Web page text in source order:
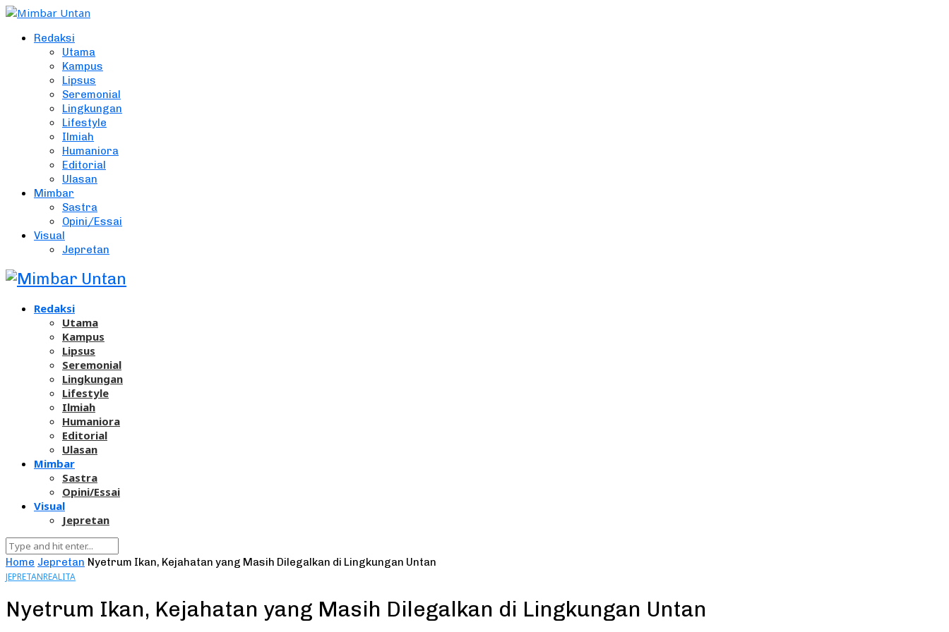
Redaksi
Utama
Kampus
Lipsus
Seremonial
Lingkungan
Lifestyle
Ilmiah
Humaniora
Editorial
Ulasan
Mimbar
Sastra
Opini/Essai
Visual
Jepretan
Redaksi
Utama
Kampus
Lipsus
Seremonial
Lingkungan
Lifestyle
Ilmiah
Humaniora
Editorial
Ulasan
Mimbar
Sastra
Opini/Essai
Visual
Jepretan
Home Jepretan Nyetrum Ikan, Kejahatan yang Masih Dilegalkan di Lingkungan Untan
JEPRETANREALITA
Nyetrum Ikan, Kejahatan yang Masih Dilegalkan di Lingkungan Untan